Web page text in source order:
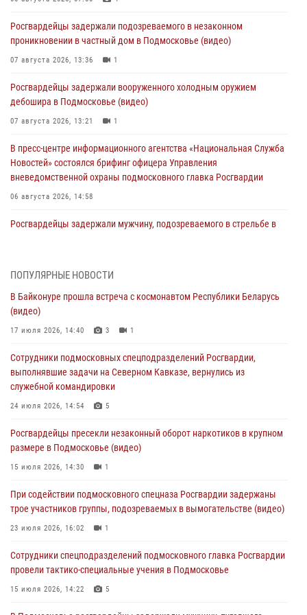
Росгвардейцы задержали подозреваемого в незаконном
проникновении в частный дом в Подмосковье (видео)
07 августа 2026, 13:36 1
Росгвардейцы задержали вооруженного холодным оружием
дебошира в Подмосковье (видео)
07 августа 2026, 13:21 1
В пресс-центре информационного агентства «Национальная Служба
Новостей» состоялся брифинг офицера Управления
вневедомственной охраны подмосковного главка Росгвардии
06 августа 2026, 14:58
Росгвардейцы задержали мужчину, подозреваемого в стрельбе в
Подмосковье
05 августа 2026, 15:52
подозреваемые в организации незаконной миграции и
изготовлении поддельных документов (видео)
05 августа 2026, 15:48
отработали навыки огневой подготовки на комплексных учениях
04 августа 2026, 12:21 4
сигналам «Тревога» с охраняемых объектов в Подмосковье
04 августа 2026, 12:15
ПОПУЛЯРНЫЕ НОВОСТИ
В Байконуре прошла встреча с космонавтом Республики Беларусь
(видео)
17 июля 2026, 14:40 3 1
Сотрудники подмосковных спецподразделений Росгвардии,
выполнявшие задачи на Северном Кавказе, вернулись из
служебной командировки
24 июля 2026, 14:54 5
Росгвардейцы пресекли незаконный оборот наркотиков в крупном
размере в Подмосковье (видео)
15 июля 2026, 14:30 1
При содействии подмосковного спецназа Росгвардии задержаны
трое участников группы, подозреваемых в вымогательстве (видео)
23 июля 2026, 16:02 1
Сотрудники спецподразделений подмосковного главка Росгвардии
провели тактико-специальные учения в Подмосковье
15 июля 2026, 14:22 5